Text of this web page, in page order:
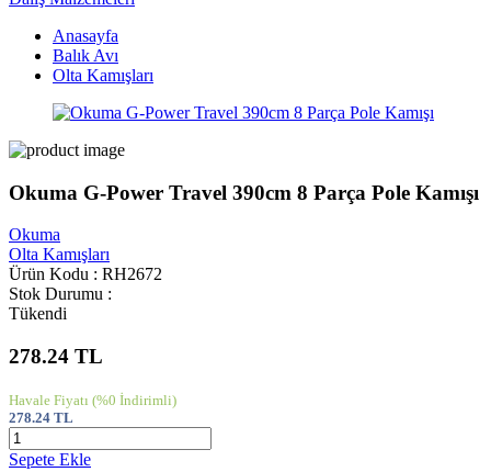
Anasayfa
Balık Avı
Olta Kamışları
Okuma G-Power Travel 390cm 8 Parça Pole Kamışı
Okuma
Olta Kamışları
Ürün Kodu : RH2672
Stok Durumu :
Tükendi
278.24 TL
Havale Fiyatı (%0 İndirimli)
278.24 TL
Sepete Ekle